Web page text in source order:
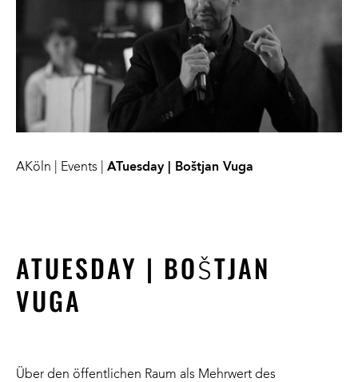
AKöln Events ATuesday | Boštjan Vuga
ATUESDAY | BOŠTJAN
VUGA
Über den öffentlichen Raum als Mehrwert des